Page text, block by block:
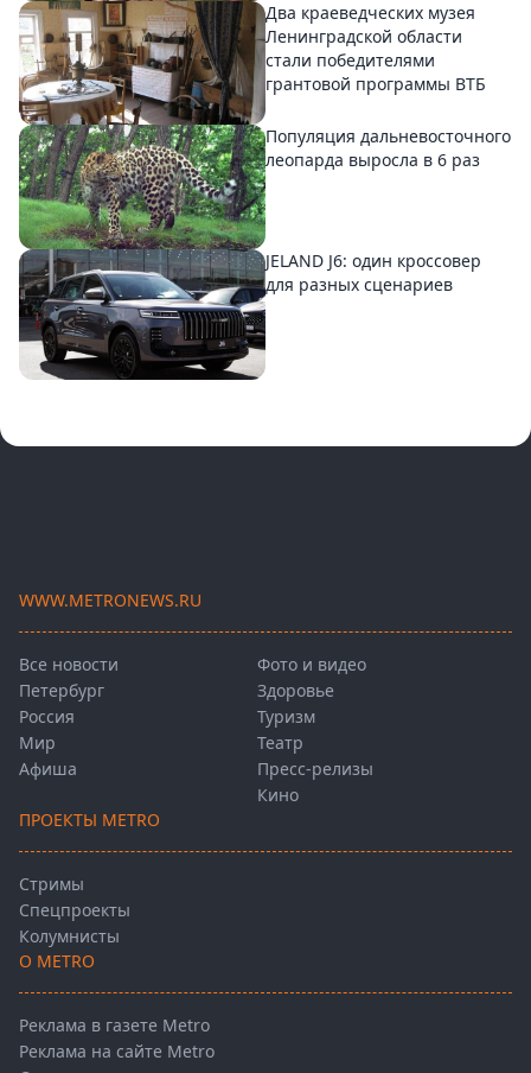
Два краеведческих музея
Ленинградской области
стали победителями
грантовой программы ВТБ
Популяция дальневосточного
леопарда выросла в 6 раз
JELAND J6: один кроссовер
для разных сценариев
WWW.METRONEWS.RU
Все новости
Петербург
Россия
Мир
Афиша
Фото и видео
Здоровье
Туризм
Театр
Пресс-релизы
Кино
ПРОЕКТЫ METRO
Стримы
Спецпроекты
Колумнисты
О METRO
Реклама в газете Metro
Реклама на сайте Metro